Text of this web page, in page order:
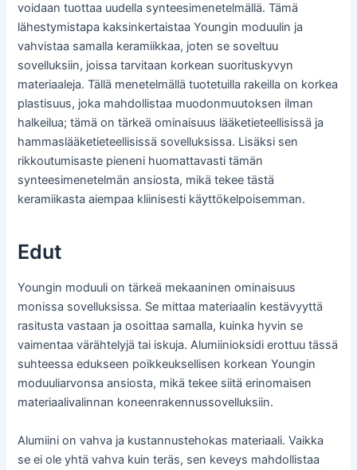
voidaan tuottaa uudella synteesimenetelmällä. Tämä
lähestymistapa kaksinkertaistaa Youngin moduulin ja
vahvistaa samalla keramiikkaa, joten se soveltuu
sovelluksiin, joissa tarvitaan korkean suorituskyvyn
materiaaleja. Tällä menetelmällä tuotetuilla rakeilla on korkea
plastisuus, joka mahdollistaa muodonmuutoksen ilman
halkeilua; tämä on tärkeä ominaisuus lääketieteellisissä ja
hammaslääketieteellisissä sovelluksissa. Lisäksi sen
rikkoutumisaste pieneni huomattavasti tämän
synteesimenetelmän ansiosta, mikä tekee tästä
keramiikasta aiempaa kliinisesti käyttökelpoisemman.
Edut
Youngin moduuli on tärkeä mekaaninen ominaisuus
monissa sovelluksissa. Se mittaa materiaalin kestävyyttä
rasitusta vastaan ja osoittaa samalla, kuinka hyvin se
vaimentaa värähtelyjä tai iskuja. Alumiinioksidi erottuu tässä
suhteessa edukseen poikkeuksellisen korkean Youngin
moduuliarvonsa ansiosta, mikä tekee siitä erinomaisen
materiaalivalinnan koneenrakennussovelluksiin.
Alumiini on vahva ja kustannustehokas materiaali. Vaikka
se ei ole yhtä vahva kuin teräs, sen keveys mahdollistaa